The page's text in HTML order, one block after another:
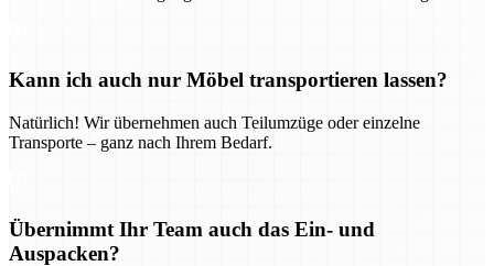
Kann ich auch nur Möbel transportieren lassen?
Natürlich! Wir übernehmen auch Teilumzüge oder einzelne
Transporte – ganz nach Ihrem Bedarf.
Übernimmt Ihr Team auch das Ein- und
Auspacken?